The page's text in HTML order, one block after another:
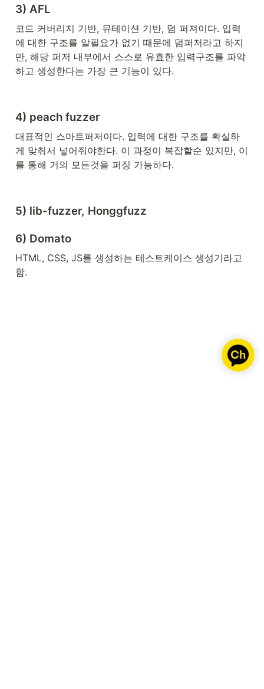
3) AFL
코드 커버리지 기반, 뮤테이션 기반, 덤 퍼져이다. 입력
에 대한 구조를 알필요가 없기 때문에 덤퍼저라고 하지
만, 해당 퍼저 내부에서 스스로 유효한 입력구조를 파악
하고 생성한다는 가장 큰 기능이 있다.
4) peach fuzzer
대표적인 스마트퍼저이다. 입력에 대한 구조를 확실하
게 맞춰서 넣어줘야한다. 이 과정이 복잡할순 있지만, 이
를 통해 거의 모든것을 퍼징 가능하다.
5) lib-fuzzer, Honggfuzz
6) Domato
HTML, CSS, JS를 생성하는 테스트케이스 생성기라고
함.